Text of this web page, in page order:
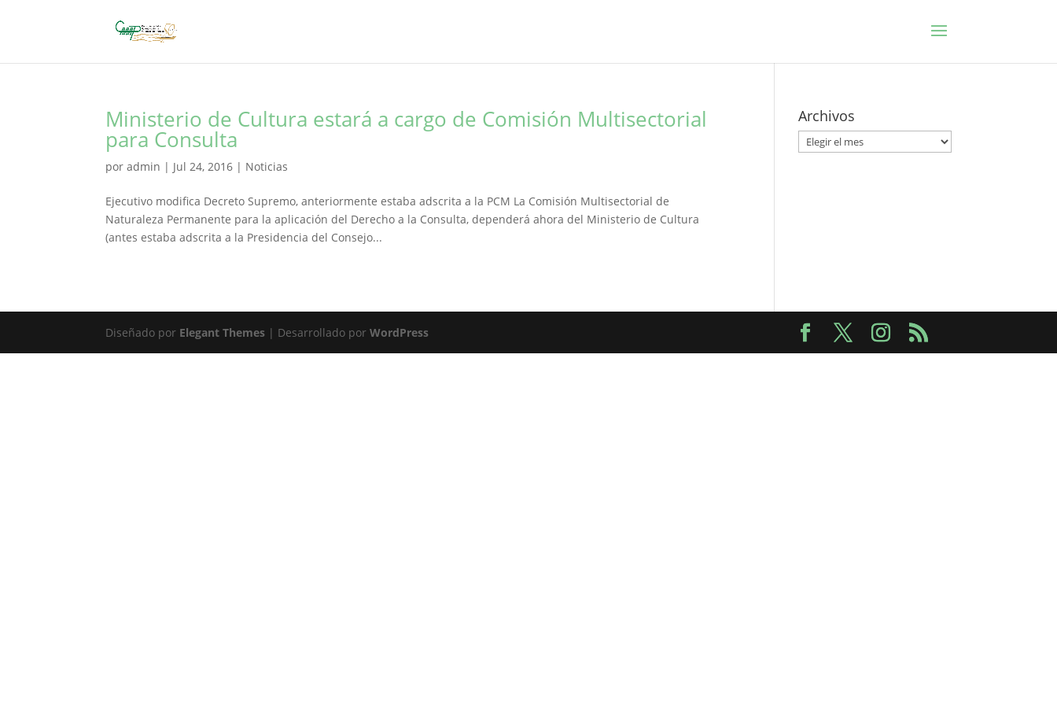
Ministerio de Cultura estará a cargo de Comisión Multisectorial
para Consulta
poradmin | Jul 24, 2016 | Noticias
Ejecutivo modifica Decreto Supremo, anteriormente estaba adscrita a la PCM La Comisión Multisectorial de
Naturaleza Permanente para la aplicación del Derecho a la Consulta, dependerá ahora del Ministerio de Cultura
(antes estaba adscrita a la Presidencia del Consejo...
Archivos
Archivos
Diseñado por Elegant Themes | Desarrollado porWordPress